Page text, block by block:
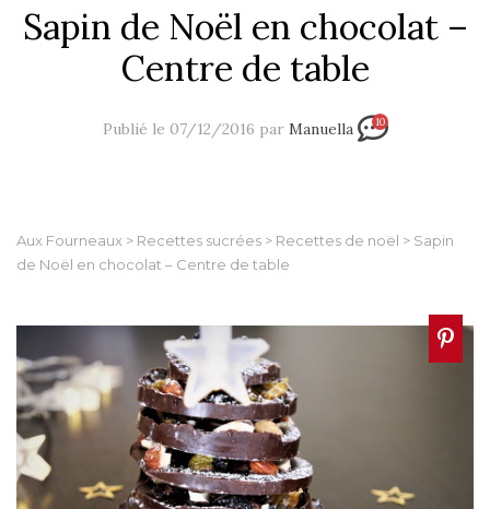
Sapin de Noël en chocolat –
Centre de table
Publié le 07/12/2016 par Manuella 10
Aux Fourneaux > Recettes sucrées > Recettes de noël > Sapin
de Noël en chocolat – Centre de table